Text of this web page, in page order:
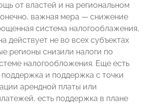
от властей и на региональном
важная мера — снижение
система налогооблажения,
действует не во всех субъектах
регионы снизили налоги по
налогообложения. Еще есть
и поддержка с точки
арендной платы или
есть поддержка в плане